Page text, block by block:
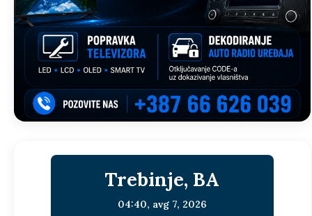
Trebinje, BA
04:40, avg 7, 2026